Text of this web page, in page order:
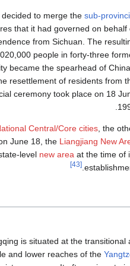
decided to merge thesub-
that it had governed on behalf
from Sichuan. The
people in forty-three
became the spearhead of
resettlement of residents from
ceremony took place on 18
Central/Core cities, the
June 18, the Liangjiang New
level new area at the time of
[43]
is situated at the transitional
and lower reaches of the